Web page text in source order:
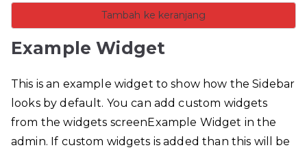
Tambah ke keranjang
Example Widget
This is an example widget to show how the Sidebar
looks by default. You can add custom widgets
from the widgets screenExample Widget in the
admin. If custom widgets is added than this will be